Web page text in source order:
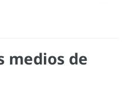
medios de